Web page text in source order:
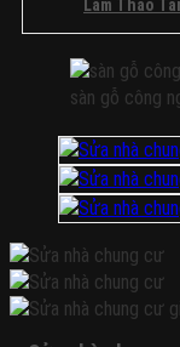
Đình
Ngọc
Tphcm
Giảng
Bà
Trưng
Đà
Nẵng
Vĩnh
Tuy
Bạch
Mai
Đống
Nhựa
Sửa
Nhựa
Composite
Thanh
Khương
Đình
Phú
Thọ
Phương
Cầu
Giấy
Bắc
Ninh
Nghĩa
Vênh
Bậc
Cầu
Thang
Sửa
Cửa
Nhựa
Composite
Tuyên
Hạ
Long
Gia
Nhựa
Thợ
Sửa
Sàn
Nhà
Sửa
Sàn
Gỗ
Tại
Hà
Báo
Giá
Dịch
Vụ
Nhựa
Thợ
Sàn
Nhà
Thợ
Sàn
Gỗ
Tại
Hà
Nội
Báo
Giá
Dịch
Vụ
Lâm Thao
Không
Bình
Luận
Ở
Nhựa
Giả
Gỗ
Hèm
Khóa
4mm
6mm
Báo
Giá
Bao
sàn gỗ công